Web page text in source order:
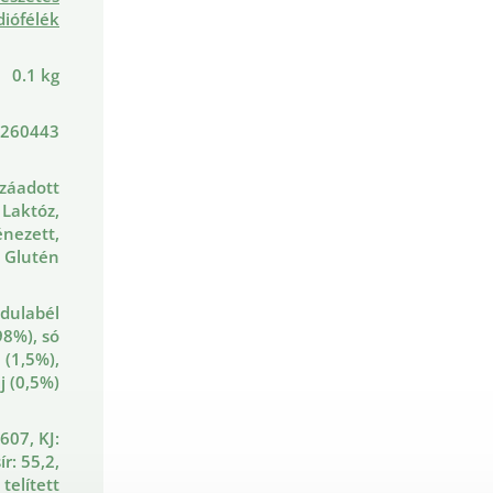
0.1 kg
Glutén
só
(1,5%),
(0,5%)
KJ:
55,2,
telített